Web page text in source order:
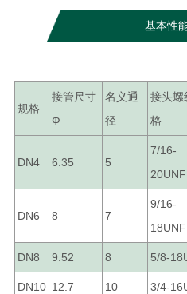
基本性
规格
接管尺寸
Ф
名义通
径
接头螺
格
DN4 6.35 5
7/16-
20UNF
DN6 8 7
9/16-
18UNF
DN8 9.52 8 5/8-
DN10 12.7 10 3/4-